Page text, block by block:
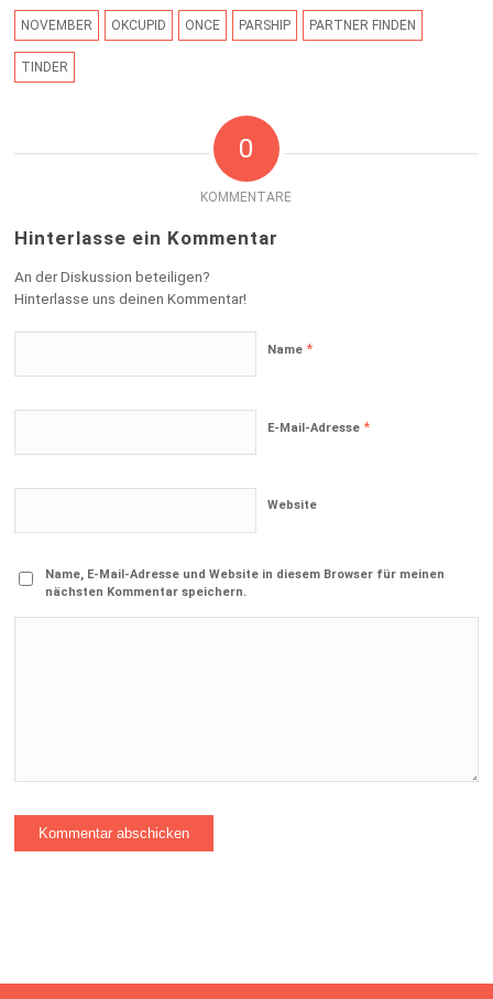
NOVEMBER OKCUPID ONCE PARSHIP PARTNER FINDEN
TINDER
0
KOMMENTARE
Hinterlasse ein Kommentar
An der Diskussion beteiligen?
Hinterlasse uns deinen Kommentar!
Name*
E-Mail-Adresse*
Website
Name, E-Mail-Adresse und Website in diesem Browser für meinen
nächsten Kommentar speichern.